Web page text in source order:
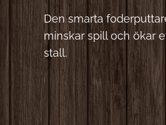
Den smarta
minskar spill och ökar
stall.